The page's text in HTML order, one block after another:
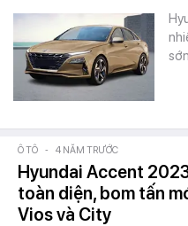
Ô TÔ - 4 NĂM TRƯỚC
Hyundai Accent
toàn diện, bom tấn
Vios và City